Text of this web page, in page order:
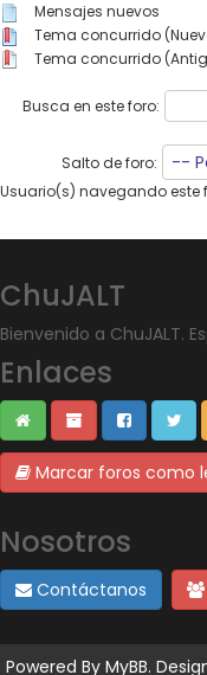
Mensajes nuevos
Tema concurrido
Tema concurrido
Busca en este foro:
Salto de foro:
Usuario(s) navegando este
ChuJALT
Bienvenido a ChuJALT.
Enlaces
Marcar foros como
Nosotros
Contáctanos
Powered By MyBB.